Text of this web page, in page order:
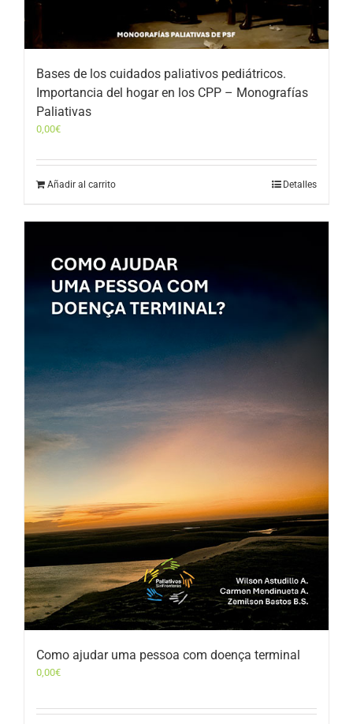
Bases de los cuidados paliativos pediátricos.
Importancia del hogar en los CPP – Monografías
Paliativas
0,00€
Añadir al carrito Detalles
Como ajudar uma pessoa com doença terminal
0,00€